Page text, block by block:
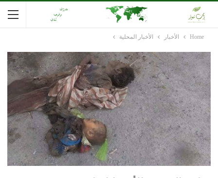
Home الأخبار الأخبار المحلية